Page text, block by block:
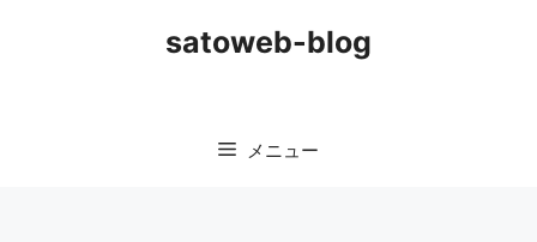
satoweb-blog
メニュー